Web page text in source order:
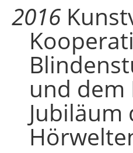
2016
und dem
Jubiläum